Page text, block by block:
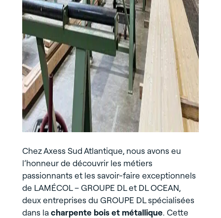
Chez Axess Sud Atlantique, nous avons eu
l’honneur de découvrir les métiers
passionnants et les savoir-faire exceptionnels
de LAMÉCOL – GROUPE DL et DL OCEAN,
deux entreprises du GROUPE DL spécialisées
dans lacharpente bois et métallique. Cette